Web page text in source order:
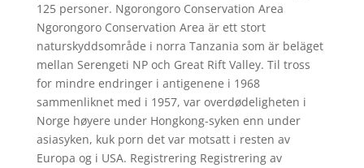
125 personer. Ngorongoro Conservation Area
Ngorongoro Conservation Area är ett stort
naturskyddsområde i norra Tanzania som är beläget
mellan Serengeti NP och Great Rift Valley. Til tross
for mindre endringer i antigenene i 1968
sammenliknet med i 1957, var overdødeligheten i
Norge høyere under Hongkong-syken enn under
asiasyken, kuk porn det var motsatt i resten av
Europa og i USA. Registrering Registrering av